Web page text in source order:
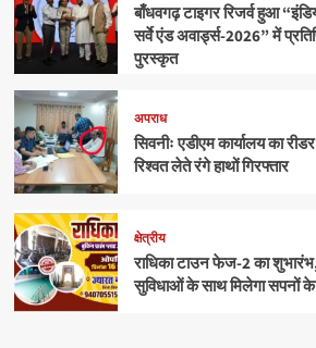
बाँधवगढ़ टाइगर रिजर्व हुआ
सर्वे एंड अवार्ड्स-2026” में
पुरस्कृत
अपराध
सिवनीः एडीएम कार्यालय का
रिश्वत लेते रंगे हाथों गिरफ्तार
क्षेत्रीय
राधिका टाउन फेज-2 का
सुविधाओं के साथ मिलेगा सपनों